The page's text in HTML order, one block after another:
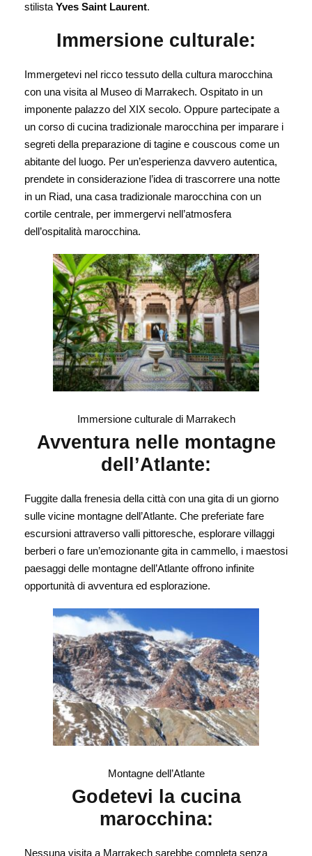
stilistaYves Saint Laurent.
Immersione culturale:
Immergetevi nel ricco tessuto della cultura marocchina
con una visita al Museo di Marrakech. Ospitato in un
imponente palazzo del XIX secolo. Oppure partecipate a
un corso di cucina tradizionale marocchina per imparare i
segreti della preparazione di tagine e couscous come un
abitante del luogo. Per un’esperienza davvero autentica,
prendete in considerazione l’idea di trascorrere una notte
in un Riad, una casa tradizionale marocchina con un
cortile centrale, per immergervi nell’atmosfera
dell’ospitalità marocchina.
Immersione culturale di Marrakech
Avventura nelle montagne
dell’Atlante:
Fuggite dalla frenesia della città con una gita di un giorno
sulle vicine montagne dell’Atlante. Che preferiate fare
escursioni attraverso valli pittoresche, esplorare villaggi
berberi o fare un’emozionante gita in cammello, i maestosi
paesaggi delle montagne dell’Atlante offrono infinite
opportunità di avventura ed esplorazione.
Montagne dell’Atlante
Godetevi la cucina
marocchina:
Nessuna visita a Marrakech sarebbe completa senza